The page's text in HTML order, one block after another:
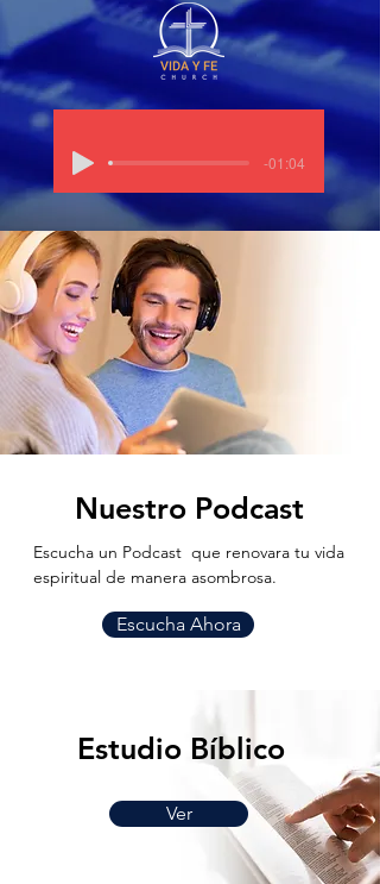
-01:04
Nuestro Podcast
Escucha un Podcast que renovara tu vida
espiritual de manera asombrosa.
Escucha Ahora
Estudio Bíblico
Ver